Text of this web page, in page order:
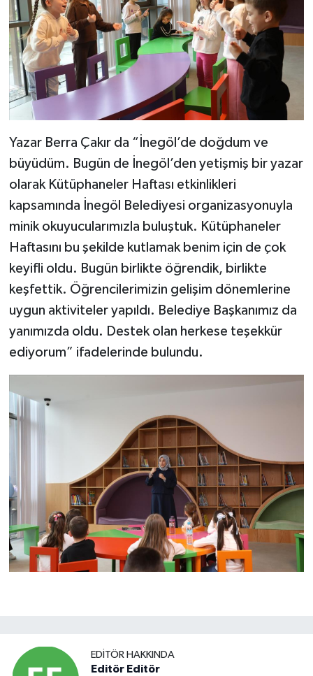
Yazar Berra Çakır da “İnegöl’de doğdum ve
büyüdüm. Bugün de İnegöl’den yetişmiş bir yazar
olarak Kütüphaneler Haftası etkinlikleri
kapsamında İnegöl Belediyesi organizasyonuyla
minik okuyucularımızla buluştuk. Kütüphaneler
Haftasını bu şekilde kutlamak benim için de çok
keyifli oldu. Bugün birlikte öğrendik, birlikte
keşfettik. Öğrencilerimizin gelişim dönemlerine
uygun aktiviteler yapıldı. Belediye Başkanımız da
yanımızda oldu. Destek olan herkese teşekkür
ediyorum” ifadelerinde bulundu.
EDITÖR HAKKINDA
Editör Editör